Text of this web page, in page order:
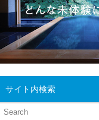
サイト内検索